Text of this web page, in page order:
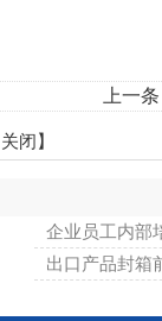
上一
关闭】
企业员工内部
出口产品封箱